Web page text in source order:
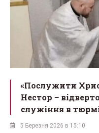
«Послужити
Нестор –
служіння в
5 Березня 2026 в 15:10